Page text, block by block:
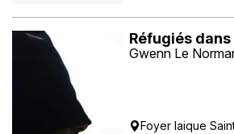
Réfugiés
Gwenn Le
Foyer laique